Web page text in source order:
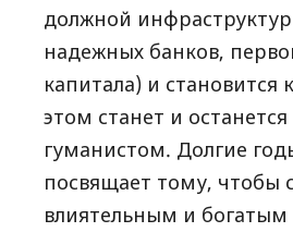
должной
надежных банков,
капитала) и
этом станет и
гуманистом. Долгие
посвящает тому, чтобы
влиятельным и